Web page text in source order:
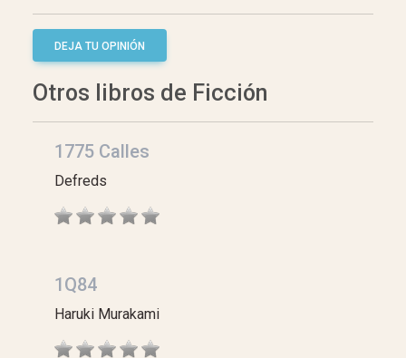
DEJA TU OPINIÓN
Otros libros de Ficción
1775 Calles
Defreds
1Q84
Haruki Murakami